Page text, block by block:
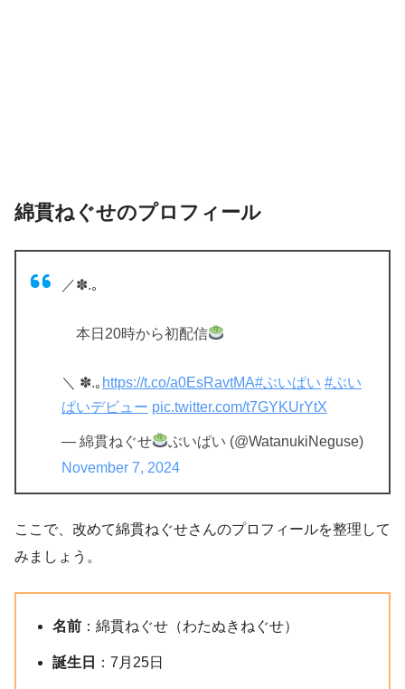
綿貫ねぐせのプロフィール
／✽.｡
本日20時から初配信
＼︎ ︎✽.｡ https://t.co/a0EsRavtMA#ぶいぱい #ぶい
ぱいデビュー pic.twitter.com/t7GYKUrYtX
— 綿貫ねぐせ
ぶいぱい (@WatanukiNeguse)
November 7, 2024
ここで、改めて綿貫ねぐせさんのプロフィールを整理して
みましょう。
名前 ：綿貫ねぐせ（わたぬきねぐせ）
誕生日 ：7月25日